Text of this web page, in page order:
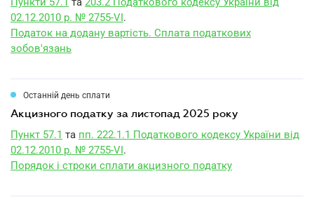
02.12.2010 р. № 2755-VI.
Податок на додану вартість. Сплата податкових
зобов'язань
Останній день сплати
акцизного податку за листопад 2025 року
Пункт 57.1 та пп. 222.1.1 Податкового кодексу України від
02.12.2010 р. № 2755-VI.
Порядок і строки сплати акцизного податку